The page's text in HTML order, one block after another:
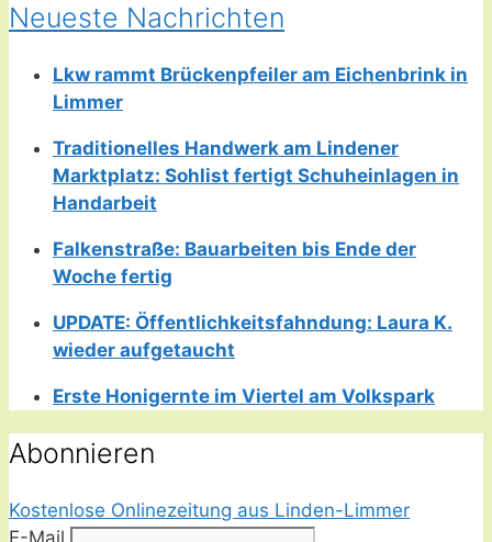
Neueste Nachrichten
Lkw rammt Brückenpfeiler am Eichenbrink in
Limmer
Traditionelles Handwerk am Lindener
Marktplatz: Sohlist fertigt Schuheinlagen in
Handarbeit
Falkenstraße: Bauarbeiten bis Ende der
Woche fertig
UPDATE: Öffentlichkeitsfahndung: Laura K.
wieder aufgetaucht
Erste Honigernte im Viertel am Volkspark
Abonnieren
Kostenlose Onlinezeitung aus Linden-Limmer
E-Mail